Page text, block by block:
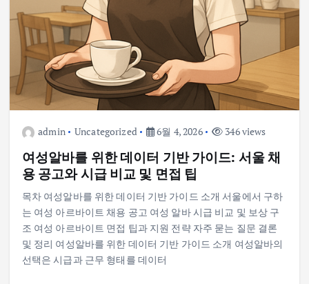
admin Uncategorized 6월 4, 2026 346 views
여성알바를 위한 데이터 기반 가이드: 서울 채
용 공고와 시급 비교 및 면접 팁
목차 여성알바를 위한 데이터 기반 가이드 소개 서울에서 구하
는 여성 아르바이트 채용 공고 여성 알바 시급 비교 및 보상 구
조 여성 아르바이트 면접 팁과 지원 전략 자주 묻는 질문 결론
및 정리 여성알바를 위한 데이터 기반 가이드 소개 여성알바의
선택은 시급과 근무 형태를 데이터